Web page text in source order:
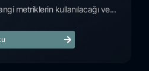
metriklerin kullanılacağı ve...